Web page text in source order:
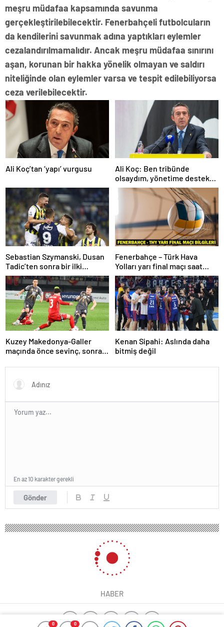
0 0
meşru müdafaa kapsamında savunma
gerçekleştirilebilecektir. Fenerbahçeli futbolcuların
da kendilerini savunmak adına yaptıkları eylemler
cezalandırılmamalıdır. Ancak meşru müdafaa sınırını
aşan, korunan bir hakka yönelik olmayan ve saldırı
niteliğinde olan eylemler varsa ve tespit edilebiliyorsa
ceza verilebilecektir.
Ali Koç’tan ‘yapı’ vurgusu
Ali Koç: Ben tribünde
olsaydım, yönetime destek
olurdum
Sebastian Szymanski, Dusan
Tadic’ten sonra bir ilki
gerçekleştirecek
Fenerbahçe – Türk Hava
Yolları yarı final maçı saat
kaçta, hangi kanalda? Kupa
Voley dörtlü final heyecanı!
Kuzey Makedonya-Galler
maçında önce sevinç, sonra
Kenan Sipahi: Aslında daha
bitmiş değil
Gönder
En az 10 karakter gerekli
0 0